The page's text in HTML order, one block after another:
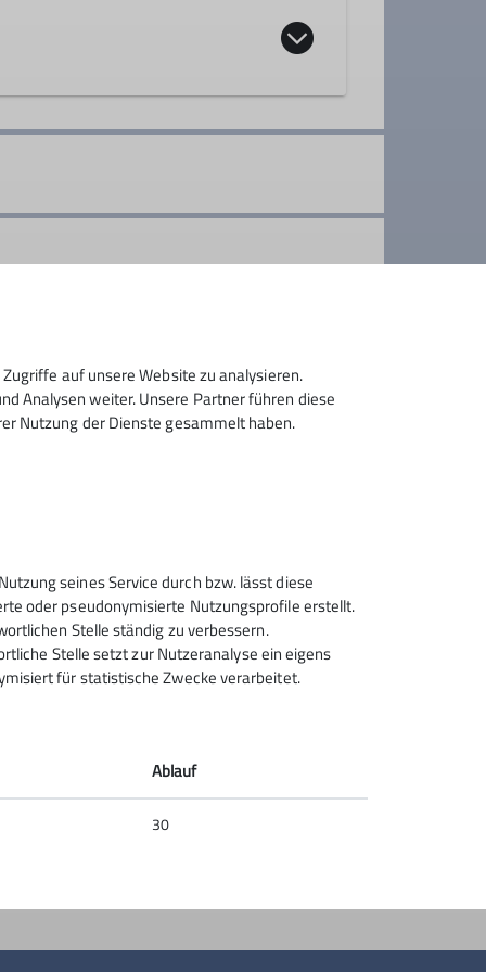
genießen und dem Andrang am
Sektion Rosenheim des
Deutschen Alpenvereins e.V.
Von-der-Tann-Str. 1 a
83022 Rosenheim
Kontakt
auf unsere Website zu analysieren.
Analysen weiter. Unsere Partner führen diese
Nutzung der Dienste gesammelt haben.
seines Service durch bzw. lässt diese
oder pseudonymisierte Nutzungsprofile erstellt.
Stelle ständig zu verbessern.
Stelle setzt zur Nutzeranalyse ein eigens
für statistische Zwecke verarbeitet.
Ablauf
30